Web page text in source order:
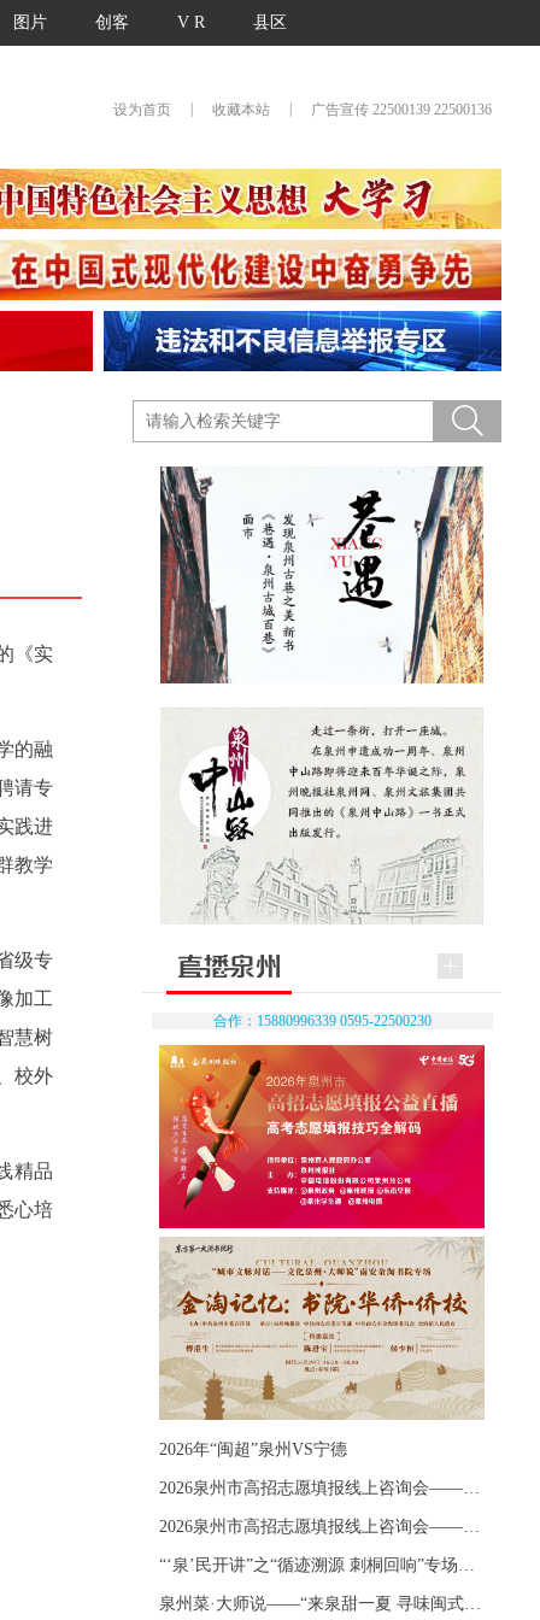
图片 创客 V R 县区
设为首页 收藏本站 广告宣传 22500139 22500136
《实
的融
请专
践进
教学
级专
加工
慧树
校外
精品
心培
合作：15880996339 0595-22500230
2026年“闽超”泉州VS宁德